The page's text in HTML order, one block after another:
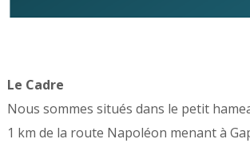
Le Cadre
Nous sommes situés dans le petit
1 km de la route Napoléon menant à